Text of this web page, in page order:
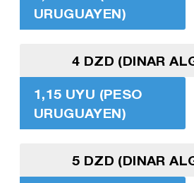
URUGUAYEN)
4 DZD (DINAR
1,15 UYU (PESO
URUGUAYEN)
5 DZD (DINAR